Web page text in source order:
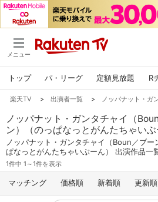
メニュー
トップ パ・リーグ 定額見放題 R
楽天TV > 出演者一覧 > ノッパナット・ガ
ノッパナット・ガンタチャイ（
ン）（のっぱなっとがんたちゃいぶ
ノッパナット・ガンタチャイ（Boun／ブー
ぱなっとがんたちゃいぶーん） 出演作品一
1件中 1～1件を表示
マッチング 価格順 新着順 更新順